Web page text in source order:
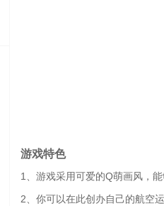
游戏特色
1、游戏采用可爱的Q萌画风，
2、你可以在此创办自己的航空